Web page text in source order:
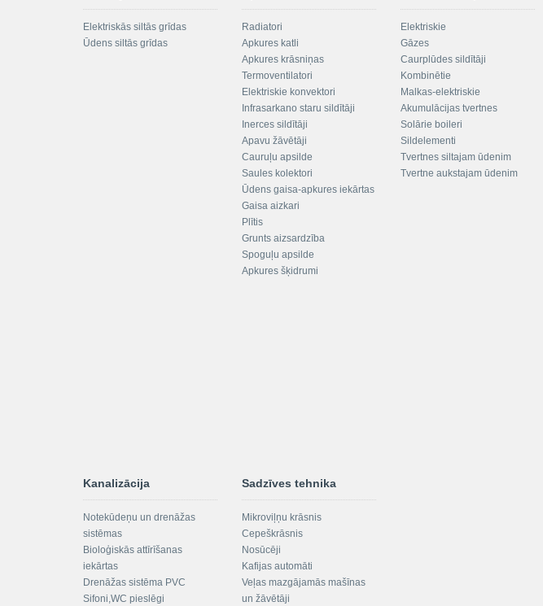
Elektriskās siltās grīdas
Ūdens siltās grīdas
Radiatori
Apkures katli
Apkures krāsniņas
Termoventilatori
Elektriskie konvektori
Infrasarkano staru sildītāji
Inerces sildītāji
Apavu žāvētāji
Cauruļu apsilde
Saules kolektori
Ūdens gaisa-apkures iekārtas
Gaisa aizkari
Plītis
Grunts aizsardzība
Spoguļu apsilde
Apkures šķidrumi
Elektriskie
Gāzes
Caurplūdes sildītāji
Kombinētie
Malkas-elektriskie
Akumulācijas tvertnes
Solārie boileri
Sildelementi
Tvertnes siltajam ūdenim
Tvertne aukstajam ūdenim
Kanalizācija
Notekūdeņu un drenāžas
sistēmas
Bioloģiskās attīrīšanas
iekārtas
Drenāžas sistēma PVC
Sifoni,WC pieslēgi
Sadzīves tehnika
Mikroviļņu krāsnis
Cepeškrāsnis
Nosūcēji
Kafijas automāti
Veļas mazgājamās mašīnas
un žāvētāji